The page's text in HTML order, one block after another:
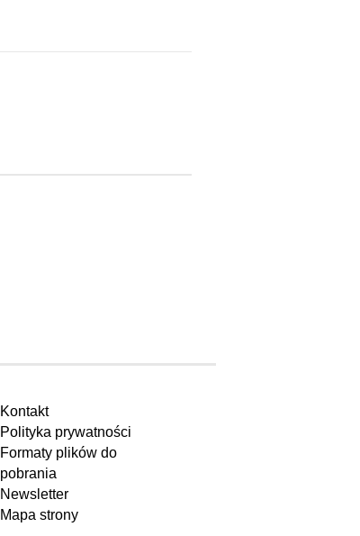
Kontakt
Polityka prywatności
Formaty plików do
pobrania
Newsletter
Mapa strony